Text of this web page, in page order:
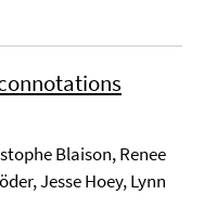
Blaison, Renee
Jesse Hoey, Lynn